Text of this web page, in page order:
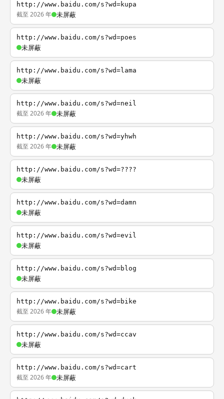
http://www.baidu.com/s?wd=kupa
截至 2026 年 未屏蔽
http://www.baidu.com/s?wd=poes
未屏蔽
http://www.baidu.com/s?wd=lama
未屏蔽
http://www.baidu.com/s?wd=neil
截至 2026 年 未屏蔽
http://www.baidu.com/s?wd=yhwh
截至 2026 年 未屏蔽
http://www.baidu.com/s?wd=????
未屏蔽
http://www.baidu.com/s?wd=damn
未屏蔽
http://www.baidu.com/s?wd=evil
未屏蔽
http://www.baidu.com/s?wd=blog
未屏蔽
http://www.baidu.com/s?wd=bike
截至 2026 年 未屏蔽
http://www.baidu.com/s?wd=ccav
未屏蔽
http://www.baidu.com/s?wd=cart
截至 2026 年 未屏蔽